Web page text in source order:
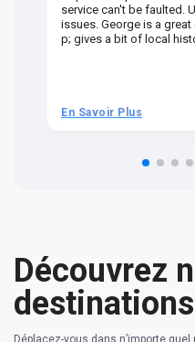
service can't be faulted.
issues. George is a
p; gives a bit of local
En Savoir Plus
Découvrez
destinations